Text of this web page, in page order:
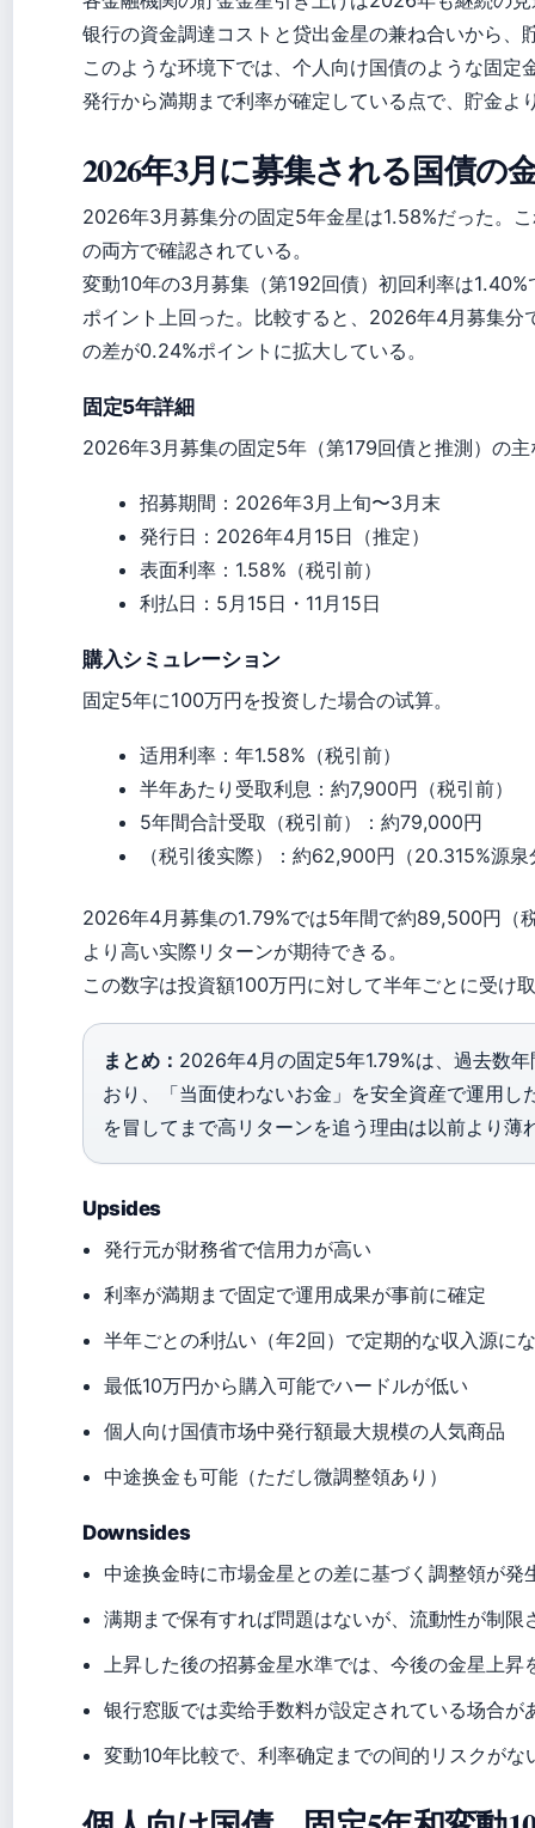
银行の資金調達コストと贷出金星の兼ね合いから
このような环境下では、个人向け国債のような固定
発行から満期まで利率が確定している点で、貯金よ
2026年3月に募集される国債の
2026年3月募集分の固定5年金星は1.58%だった。
の両方で確認されている。
変動10年の3月募集（第192回債）初回利率は
ポイント上回った。比較すると、2026年4月募集分
の差が0.24%ポイントに拡大している。
固定5年詳細
2026年3月募集の固定5年（第179回債と推測）の
招募期間：2026年3月上旬〜3月末
発行日：2026年4月15日（推定）
表面利率：1.58%（税引前）
利払日：5月15日・11月15日
購入シミュレーション
固定5年に100万円を投资した場合の试算。
适用利率：年1.58%（税引前）
半年あたり受取利息：約7,900円（税引前）
5年間合計受取（税引前）：約79,000円
（税引後实際）：約62,900円（20.315%源
2026年4月募集の1.79%では5年間で約89,500円（
より高い实際リターンが期待できる。
この数字は投資額100万円に対して半年ごとに受け
まとめ： 2026年4月の固定5年1.79%は、過去数
おり、「当面使わないお金」を安全資産で運用
を冒してまで高リターンを追う理由は以前より薄
Upsides
発行元が財務省で信用力が高い
利率が満期まで固定で運用成果が事前に確定
半年ごとの利払い（年2回）で定期的な収入源に
最低10万円から購入可能でハードルが低い
個人向け国債市场中発行額最大規模の人気商品
中途换金も可能（ただし微調整領あり）
Downsides
中途换金時に市場金星との差に基づく調整領が発
满期まで保有すれば問題はないが、流動性が制限
上昇した後の招募金星水準では、今後の金星上昇
银行窓販では卖给手数料が設定されている场合が
変動10年比較で、利率确定までの间的リスクが